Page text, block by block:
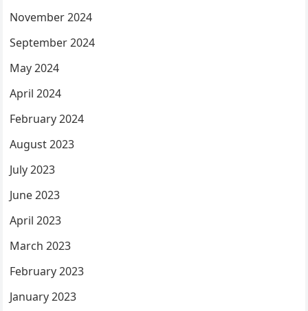
November 2024
September 2024
May 2024
April 2024
February 2024
August 2023
July 2023
June 2023
April 2023
March 2023
February 2023
January 2023